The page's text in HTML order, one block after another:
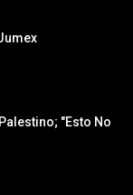
"Esto No